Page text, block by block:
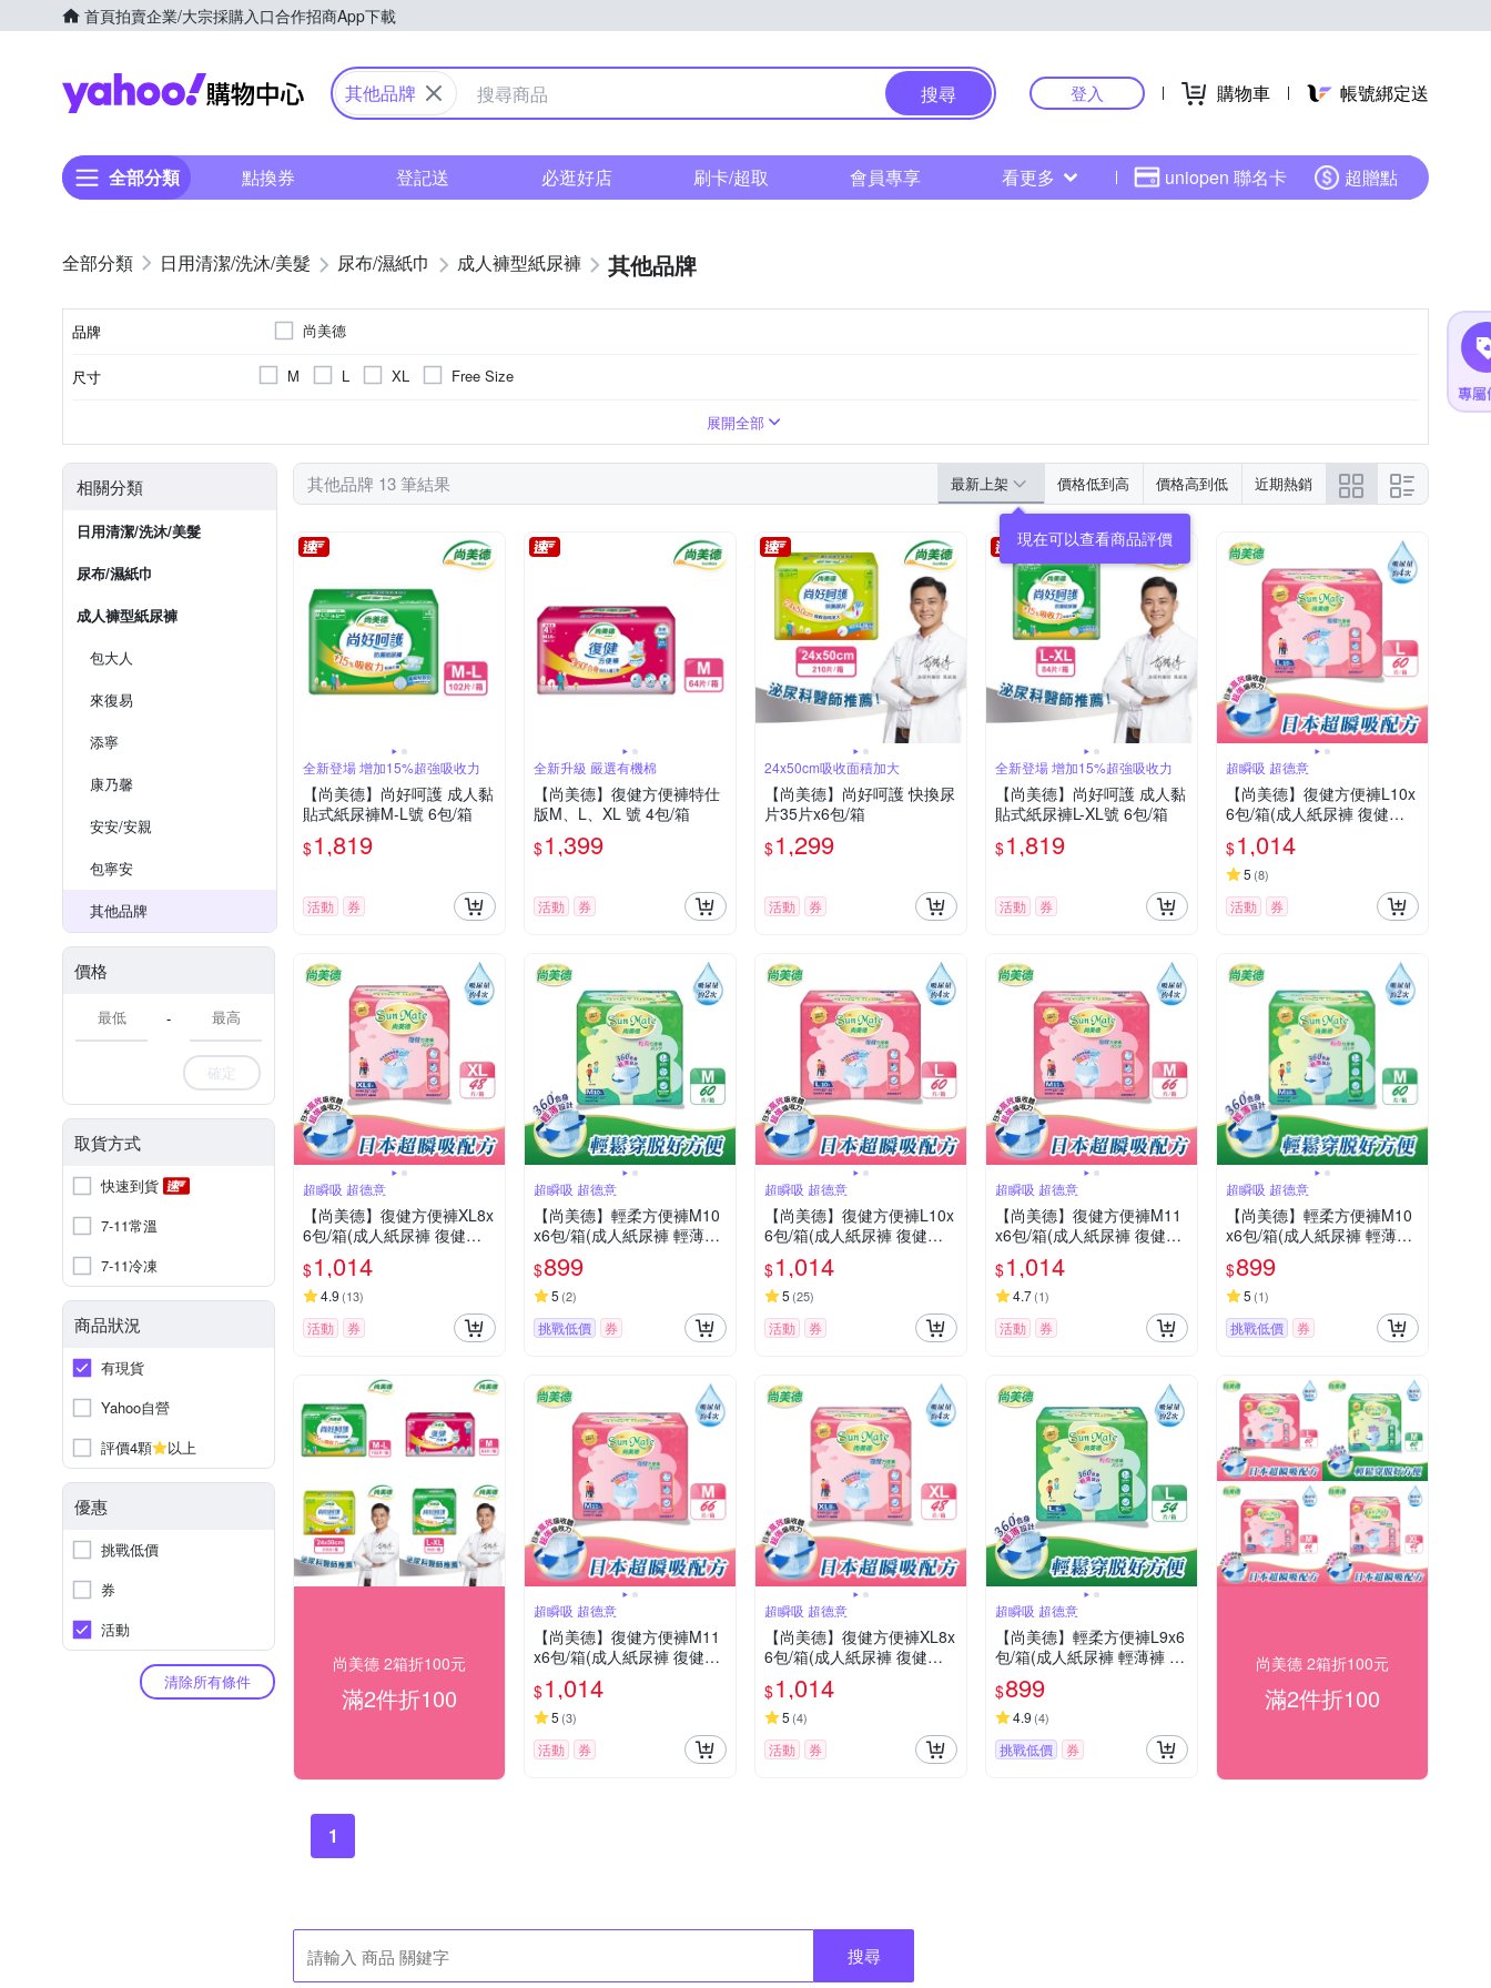
首頁拍賣企業/大宗採購入口合作招商App下載
Yahoo購物中心
其他品牌 搜尋 登入 購物車 帳號綁定送
全部分類 點換券 登記送 必逛好店 刷卡/超取 會員專享 看更多 uniopen 聯名卡 超贈點
日用清潔/洗沐/美髮 尿布/濕紙巾 成人褲型紙尿褲 其他品牌
品牌 尚美德
尺寸 M L XL Free Size
展開全部
相關分類
日用清潔/洗沐/美髮
尿布/濕紙巾
成人褲型紙尿褲
包大人
來復易
添寧
康乃馨
安安/安親
包寧安
其他品牌
價格
-
確定
取貨方式
快速到貨
7-11常溫
7-11冷凍
商品狀況
有現貨
Yahoo自營
評價4顆
以上
優惠
挑戰低價
券
活動
清除所有條件
其他品牌 13 筆結果 最新上架 價格低到高 價格高到低 近期熱銷
現在可以查看商品評價
全新登場 增加15%超強吸收力
【尚美德】尚好呵護 成人黏
貼式紙尿褲M-L號 6包/箱
$1,819
活動 券
全新升級 嚴選有機棉
【尚美德】復健方便褲特仕
版M、L、XL 號 4包/箱
$1,399
活動 券
24x50cm吸收面積加大
【尚美德】尚好呵護 快換尿
片35片x6包/箱
$1,299
活動 券
全新登場 增加15%超強吸收力
【尚美德】尚好呵護 成人黏
貼式紙尿褲L-XL號 6包/箱
$1,819
活動 券
超瞬吸 超德意
【尚美德】復健方便褲L10x
6包/箱(成人紙尿褲 復健褲
褲型紙尿褲)
$1,014
5 (8)
活動 券
超瞬吸 超德意
【尚美德】復健方便褲XL8x
6包/箱(成人紙尿褲 復健褲
褲型紙尿褲)
$1,014
4.9 (13)
活動 券
超瞬吸 超德意
【尚美德】輕柔方便褲M10
x6包/箱(成人紙尿褲 輕薄褲
褲型紙尿褲)
$899
5 (2)
挑戰低價 券
超瞬吸 超德意
【尚美德】復健方便褲L10x
6包/箱(成人紙尿褲 復健褲
褲型紙尿褲)
$1,014
5 (25)
活動 券
超瞬吸 超德意
【尚美德】復健方便褲M11
x6包/箱(成人紙尿褲 復健褲
褲型紙尿褲)
$1,014
4.7(1)
活動 券
超瞬吸 超德意
【尚美德】輕柔方便褲M10
x6包/箱(成人紙尿褲 輕薄褲
褲型紙尿褲)
$899
5 (1)
挑戰低價 券
尚美德 2箱折100元
滿2件折100
超瞬吸 超德意
【尚美德】復健方便褲M11
x6包/箱(成人紙尿褲 復健褲
褲型紙尿褲)
$1,014
5 (3)
活動 券
超瞬吸 超德意
【尚美德】復健方便褲XL8x
6包/箱(成人紙尿褲 復健褲
褲型紙尿褲)
$1,014
5 (4)
活動 券
超瞬吸 超德意
【尚美德】輕柔方便褲L9x6
包/箱(成人紙尿褲 輕薄褲 褲
型紙尿褲)
$899
4.9 (4)
挑戰低價 券
尚美德 2箱折100元
滿2件折100
1
搜尋